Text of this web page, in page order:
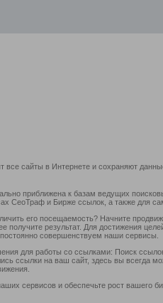
все сайты в Интернете и сохраняют
приближена к базам ведущих
СеоТраф и Бирже ссылок, а также для
его посещаемость? Начните
получите результат. Для достижения
совершенствуем наши сервисы.
для работы со ссылками: Поиск
ссылки на ваш сайт, здесь вы всегда
сервисов и обеспечьте рост вашего